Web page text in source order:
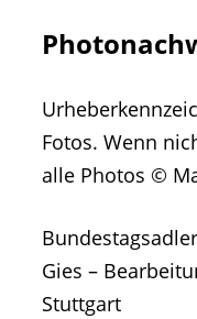
Fotos. Wenn
alle Photos ©
Gies –
Stuttgart